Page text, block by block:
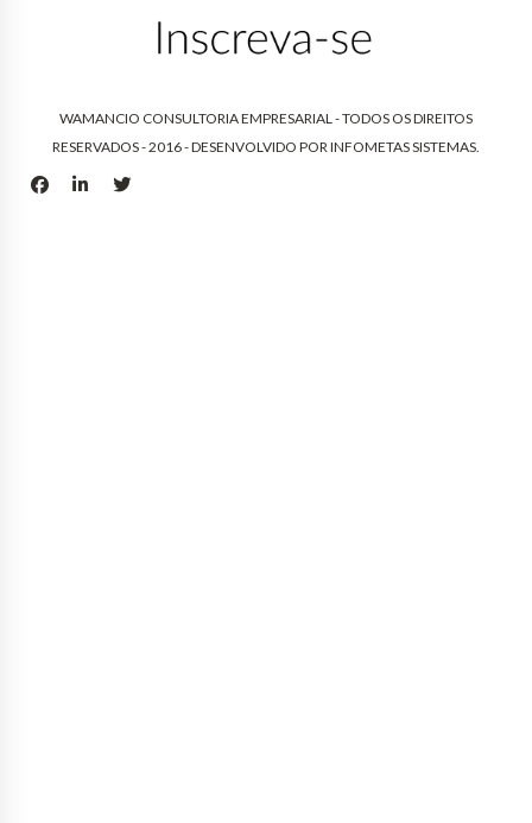
WAMANCIO CONSULTORIA EMPRESARIAL - TODOS OS DIREITOS
RESERVADOS - 2016 - DESENVOLVIDO POR INFOMETAS SISTEMAS